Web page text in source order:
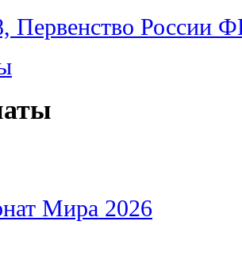
Первенство России
Мира 2026